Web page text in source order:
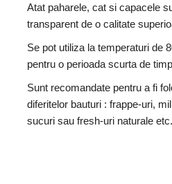
Atat paharele, cat si capacele
transparent de o calitate
Se pot utiliza la temperaturi de
pentru o perioada scurta de
Sunt recomandate pentru a fi
diferitelor bauturi : frappe-uri,
sucuri sau fresh-uri naturale etc.